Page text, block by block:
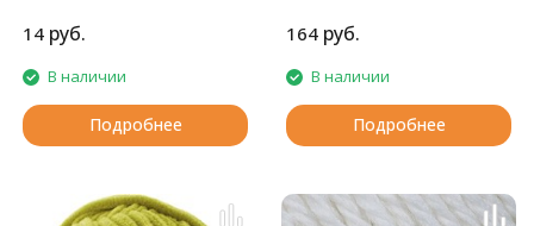
14 руб.
В наличии
Подробнее
164 руб.
В наличии
Подробнее